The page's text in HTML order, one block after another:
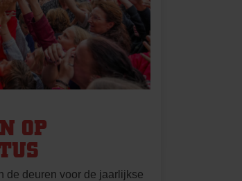
OP
de deuren voor de jaarlijkse